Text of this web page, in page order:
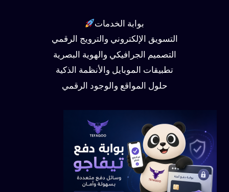
بوابة الخدمات
التسويق الإلكتروني والترويج الرقمي
التصميم الجرافيكي والهوية البصرية
تطبيقات الموبايل والأنظمة الذكية
حلول المواقع والوجود الرقمي